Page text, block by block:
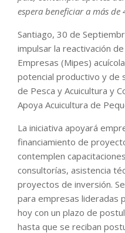
espera beneficiar a más de
Santiago, 30 de
impulsar la reactivación
Empresas (Mipes)
potencial productivo y de
de Pesca y Acuicultura y
Apoya Acuicultura de
La iniciativa apoyará
financiamiento de
contemplen
consultorías, asistencia
proyectos de inversión.
para empresas lideradas
hoy con un plazo de
hasta que se reciban